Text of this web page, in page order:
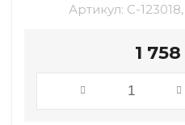
Артикул: C-
1 758